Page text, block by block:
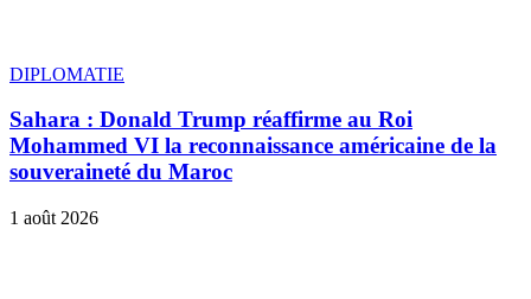
DIPLOMATIE
Sahara : Donald Trump réaffirme au Roi
Mohammed VI la reconnaissance américaine de la
souveraineté du Maroc
1 août 2026